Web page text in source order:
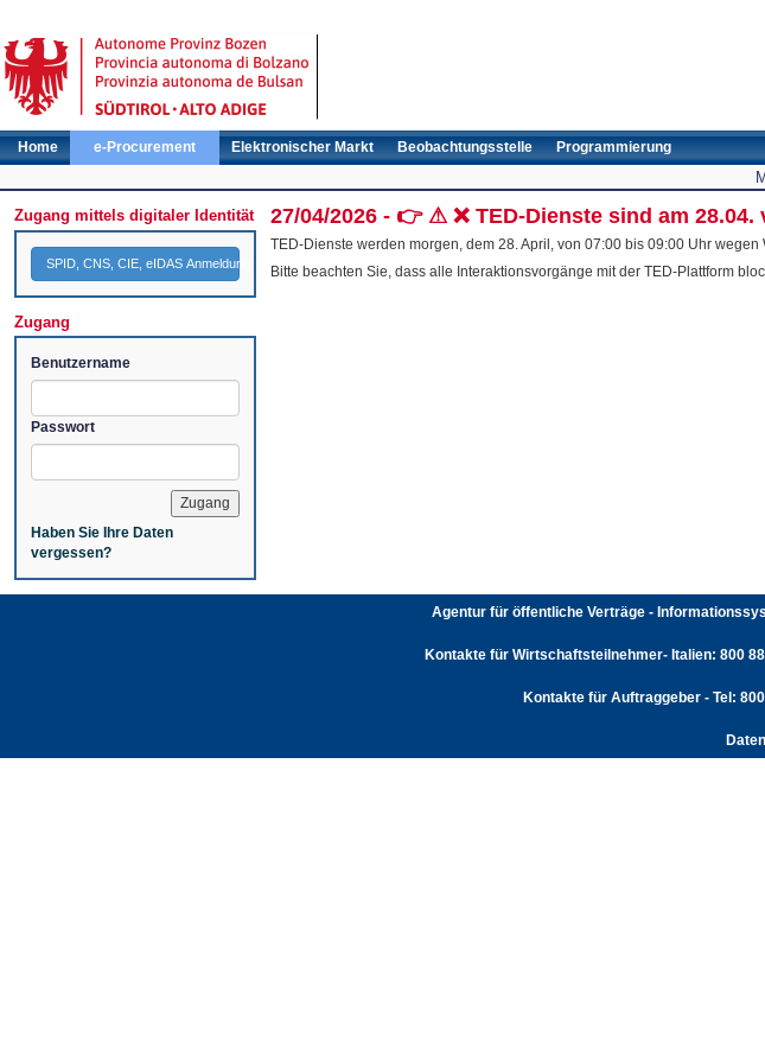
Home e-Procurement Elektronischer Markt Beobachtungsstelle Programmierung
Zugang mittels digitaler Identität
SPID, CNS, CIE, eIDAS Anmeldung
Zugang
Benutzername
Passwort
Haben Sie Ihre Daten
vergessen?
27/04/2026 - 👉 ⚠ ❌ TED-Dienste sind am
TED-Dienste werden morgen, dem 28. April, von 07:00 bis 09:00 Uhr
Bitte beachten Sie, dass alle Interaktionsvorgänge mit der TED-Plattform
Agentur für öffentliche Verträge -
Kontakte für Wirtschaftsteilnehmer- Italien: 800
Kontakte für Auftraggeber - Tel: